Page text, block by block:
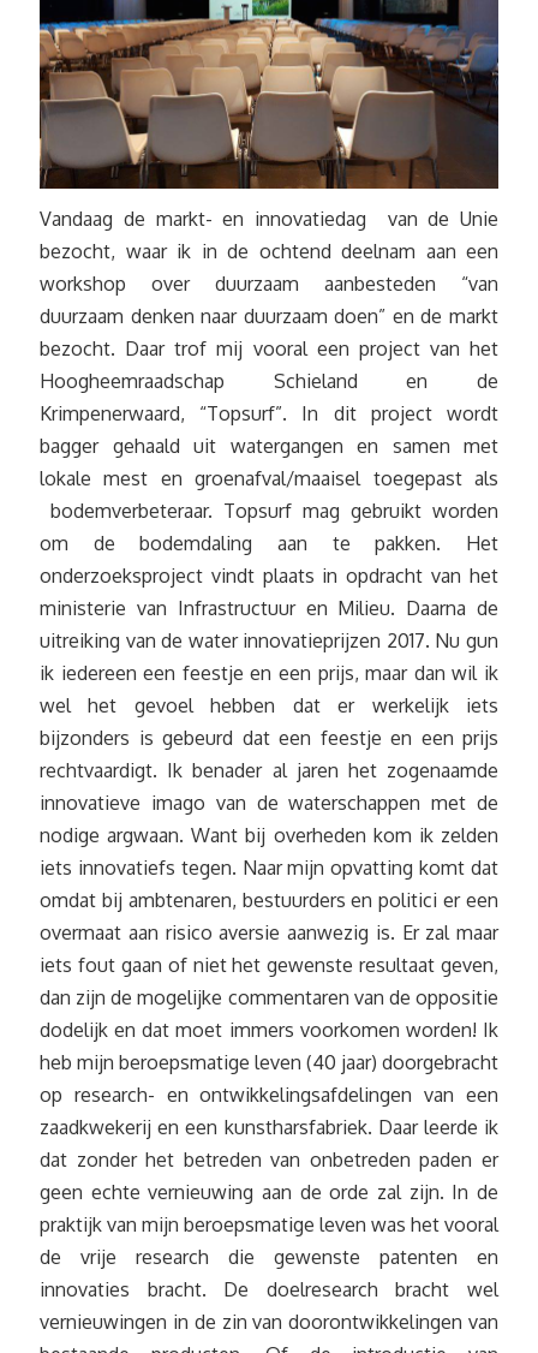
Vandaag de markt- en innovatiedag van de Unie
bezocht, waar ik in de ochtend deelnam aan een
workshop over duurzaam aanbesteden “van
duurzaam denken naar duurzaam doen” en de markt
bezocht. Daar trof mij vooral een project van het
Hoogheemraadschap Schieland en de
Krimpenerwaard, “Topsurf”. In dit project wordt
bagger gehaald uit watergangen en samen met
lokale mest en groenafval/maaisel toegepast als
bodemverbeteraar. Topsurf mag gebruikt worden
om de bodemdaling aan te pakken. Het
onderzoeksproject vindt plaats in opdracht van het
ministerie van Infrastructuur en Milieu. Daarna de
uitreiking van de water innovatieprijzen 2017. Nu gun
ik iedereen een feestje en een prijs, maar dan wil ik
wel het gevoel hebben dat er werkelijk iets
bijzonders is gebeurd dat een feestje en een prijs
rechtvaardigt. Ik benader al jaren het zogenaamde
innovatieve imago van de waterschappen met de
nodige argwaan. Want bij overheden kom ik zelden
iets innovatiefs tegen. Naar mijn opvatting komt dat
omdat bij ambtenaren, bestuurders en politici er een
overmaat aan risico aversie aanwezig is. Er zal maar
iets fout gaan of niet het gewenste resultaat geven,
dan zijn de mogelijke commentaren van de oppositie
dodelijk en dat moet immers voorkomen worden! Ik
heb mijn beroepsmatige leven (40 jaar) doorgebracht
op research- en ontwikkelingsafdelingen van een
zaadkwekerij en een kunstharsfabriek. Daar leerde ik
dat zonder het betreden van onbetreden paden er
geen echte vernieuwing aan de orde zal zijn. In de
praktijk van mijn beroepsmatige leven was het vooral
de vrije research die gewenste patenten en
innovaties bracht. De doelresearch bracht wel
vernieuwingen in de zin van doorontwikkelingen van